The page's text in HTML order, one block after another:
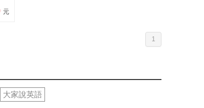
元
1
大家說英語